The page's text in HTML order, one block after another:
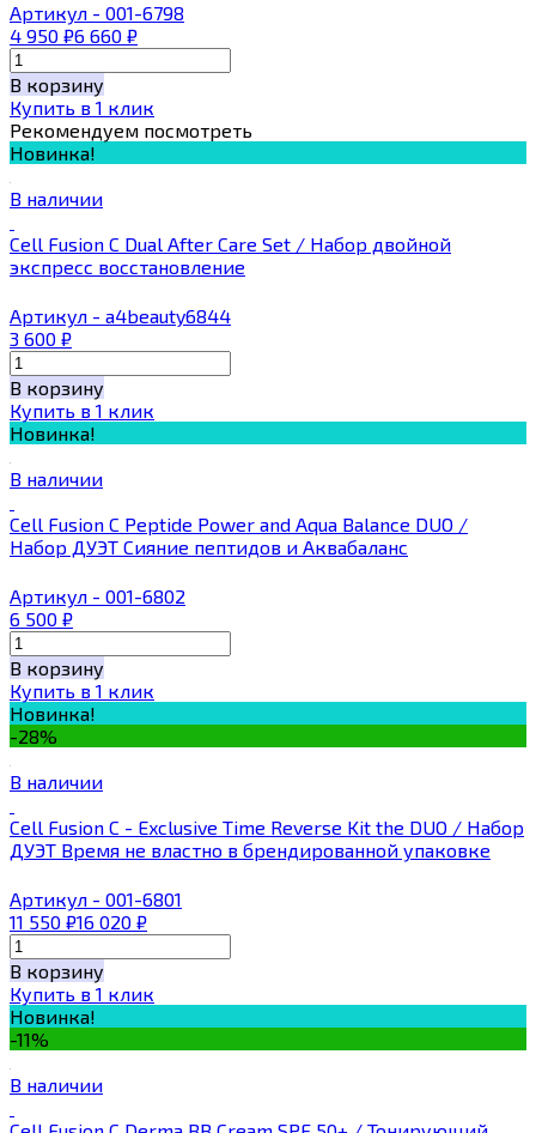
Артикул - 001-6798
4 950 ₽6 660 ₽
В корзину
Купить в 1 клик
Рекомендуем посмотреть
Новинка!
В наличии
Cell Fusion С Dual After Care Set / Набор двойной
экспресс восстановление
Артикул - a4beauty6844
3 600 ₽
В корзину
Купить в 1 клик
Новинка!
В наличии
Cell Fusion С Peptide Power and Aqua Balance DUO ​​/
Набор ДУЭТ Сияние пептидов и Аквабаланс
Артикул - 001-6802
6 500 ₽
В корзину
Купить в 1 клик
Новинка!
-28%
В наличии
Cell Fusion С - Exclusive Тime Reverse Kit the DUO ​​/ Набор
ДУЭТ Время не властно в брендированной упаковке
Артикул - 001-6801
11 550 ₽16 020 ₽
В корзину
Купить в 1 клик
Новинка!
-11%
В наличии